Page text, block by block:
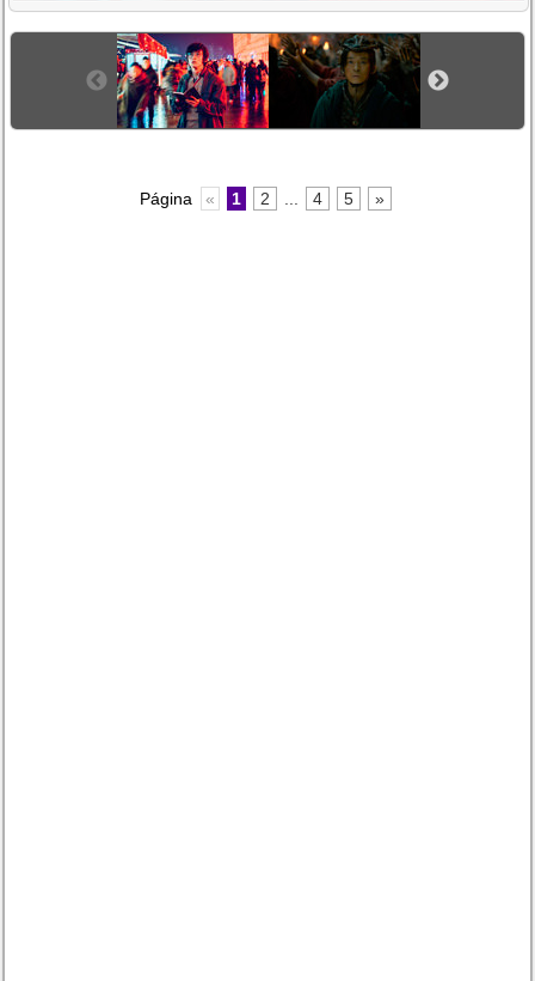
Página « 1 2 4 5 »